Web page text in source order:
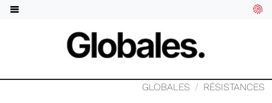
GLOBALES RÉSISTANCES